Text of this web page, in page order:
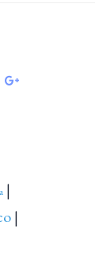
|
|